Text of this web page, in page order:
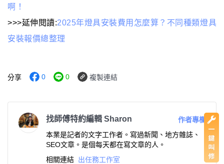
啊！
>>>延伸閱讀:2025年燈具安裝費用怎麼算？不同種類燈具
安裝報價總整理
分享 0 0 複製連結
找師傅特約編輯 Sharon
作者專欄
本業是記者的文字工作者。寫過新聞、地方雜誌、
SEO文章。是個每天都在寫文章的人。
相關連結 出任務工作室